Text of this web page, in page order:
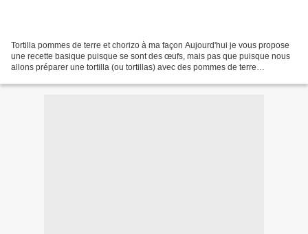
Tortilla pommes de terre et chorizo à ma façon Aujourd'hui je vous propose
une recette basique puisque se sont des œufs, mais pas que puisque nous
allons préparer une tortilla (ou tortillas) avec des pommes de terre